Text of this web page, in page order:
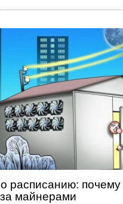
расписанию:
за майнерами